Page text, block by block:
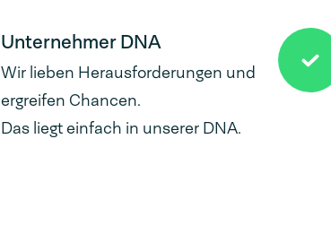
Unternehmer DNA
Wir lieben Herausforderungen und
ergreifen Chancen.
Das liegt einfach in unserer DNA.